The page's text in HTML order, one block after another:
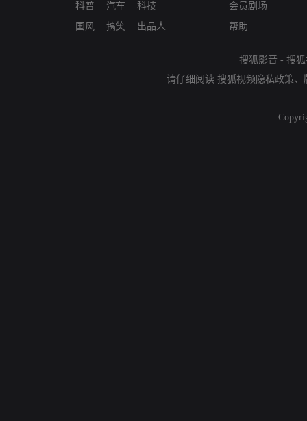
科普
国风
汽车
搞笑
科技
出品人
会员剧场
帮助
搜狐影音 - 搜
请仔细阅读 搜狐视频隐私政策、